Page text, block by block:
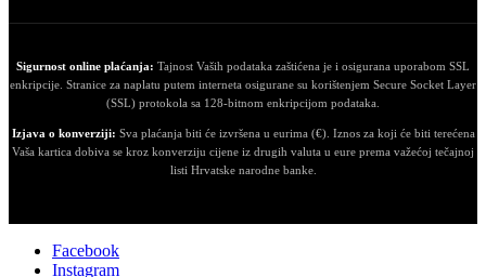
Sigurnost online plaćanja: Tajnost Vaših podataka zaštićena je i osigurana uporabom SSL
enkripcije. Stranice za naplatu putem interneta osigurane su korištenjem Secure Socket Layer
(SSL) protokola sa 128-bitnom enkripcijom podataka.
Izjava o konverziji: Sva plaćanja biti će izvršena u eurima (€). Iznos za koji će biti terećena
Vaša kartica dobiva se kroz konverziju cijene iz drugih valuta u eure prema važećoj tečajnoj
listi Hrvatske narodne banke.
Facebook
Instagram